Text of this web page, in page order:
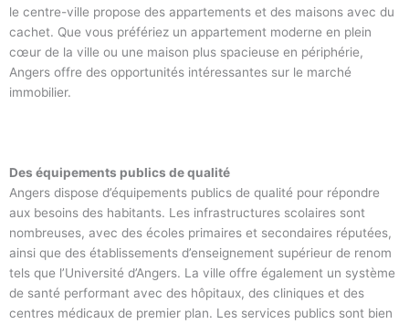
le centre-ville propose des appartements et des maisons avec du
cachet. Que vous préfériez un appartement moderne en plein
cœur de la ville ou une maison plus spacieuse en périphérie,
Angers offre des opportunités intéressantes sur le marché
immobilier.
Des équipements publics de qualité
Angers dispose d’équipements publics de qualité pour répondre
aux besoins des habitants. Les infrastructures scolaires sont
nombreuses, avec des écoles primaires et secondaires réputées,
ainsi que des établissements d’enseignement supérieur de renom
tels que l’Université d’Angers. La ville offre également un système
de santé performant avec des hôpitaux, des cliniques et des
centres médicaux de premier plan. Les services publics sont bien